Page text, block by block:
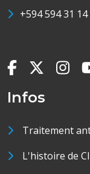
+594 594 31 14
Infos
Traitement
L'histoire de